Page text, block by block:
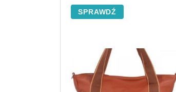
SPRAWDŹ